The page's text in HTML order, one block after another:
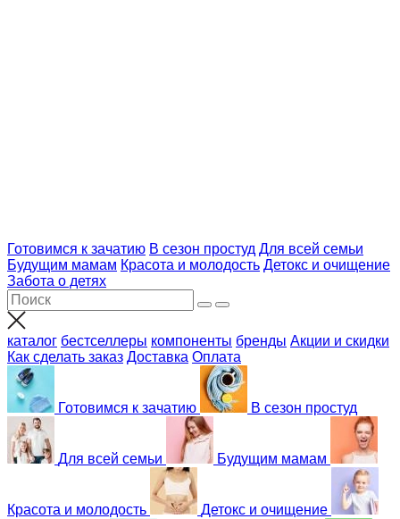
Готовимся к зачатию В сезон простуд Для всей семьи
Будущим мамам Красота и молодость Детокс и очищение
Забота о детях
каталог бестселлеры компоненты бренды Акции и скидки
Как сделать заказ Доставка Оплата
Готовимся к зачатию В сезон простуд
Для всей семьи Будущим мамам
Красота и молодость Детокс и очищение